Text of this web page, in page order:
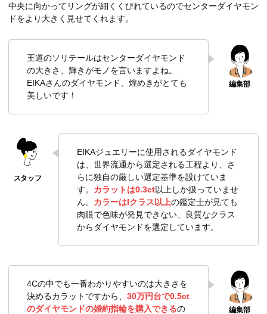
中央に向かってリングが細くくびれているのでセンターダイヤモン
ドをより大きく見せてくれます。
王道のソリテールはセンターダイヤモンド
の大きさ、輝きがモノを言いますよね。
EIKAさんのダイヤモンド、煌めきがとても
美しいです！
EIKAジュエリーに使用されるダイヤモンド
は、世界流通から選定される工程より、さ
らに独自の厳しい選定基準を設けていま
す。 カラットは0.3ct以上しか扱っていませ
ん。 カラーはIクラス以上の鑑定士が見ても
肉眼で色味が発見できない、良質なクラス
からダイヤモンドを選定しています。
4Cの中でも一番わかりやすいのは大きさを
決めるカラットですから、 30万円台で0.5ct
のダイヤモンドの婚約指輪を購入できるの